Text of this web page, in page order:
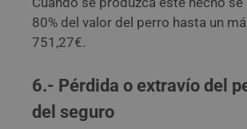
80% del valor del perro hasta un
751,27€.
6.- Pérdida o extravío del
del seguro